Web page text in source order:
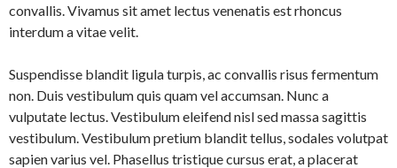
convallis. Vivamus sit amet lectus venenatis est rhoncus
interdum a vitae velit.
Suspendisse blandit ligula turpis, ac convallis risus fermentum
non. Duis vestibulum quis quam vel accumsan. Nunc a
vulputate lectus. Vestibulum eleifend nisl sed massa sagittis
vestibulum. Vestibulum pretium blandit tellus, sodales volutpat
sapien varius vel. Phasellus tristique cursus erat, a placerat